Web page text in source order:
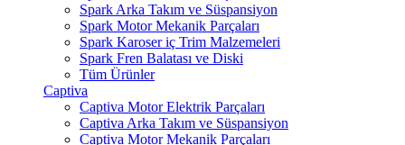
Spark Arka Takım ve Süspansiyon
Spark Motor Mekanik Parçaları
Spark Karoser iç Trim Malzemeleri
Spark Fren Balatası ve Diski
Tüm Ürünler
Captiva
Captiva Motor Elektrik Parçaları
Captiva Arka Takım ve Süspansiyon
Captiva Motor Mekanik Parçaları